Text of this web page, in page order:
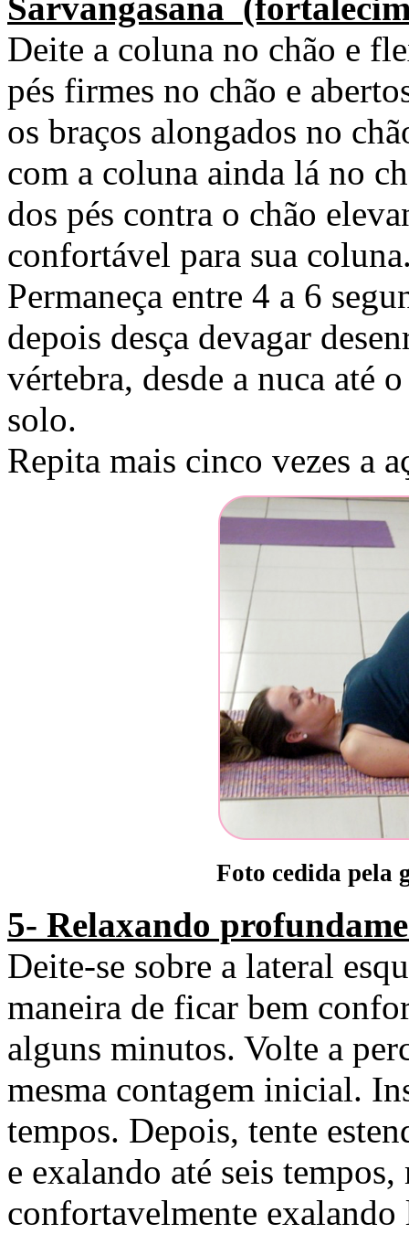
Deite a coluna no chão e
pés firmes no chão e
os braços alongados no
com a coluna ainda lá no
dos pés contra o chão
confortável para sua
Permaneça entre 4 a 6
depois desça devagar
vértebra, desde a nuca até
solo.
Repita mais cinco vezes a
Foto cedida pela
5- Relaxando
Deite-se sobre a lateral
maneira de ficar bem
alguns minutos. Volte a
mesma contagem inicial.
tempos. Depois, tente
e exalando até seis
confortavelmente